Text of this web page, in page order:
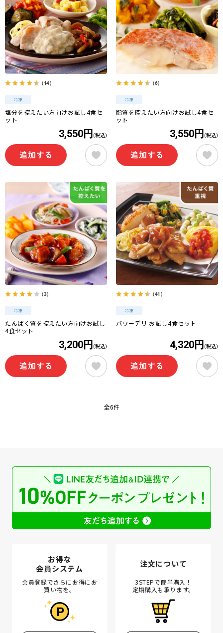
（14）
塩分を控えたい方向けお試し4食セ
ット
3,550円 (税込)
（6）
脂質を控えたい方向けお試し4食セ
ット
3,550円 (税込)
（3）
たんぱく質を控えたい方向けお試し
4食セット
3,200円 (税込)
（41）
パワーデリ お試し4食セット
4,320円 (税込)
全6件
お得な
会員システム
会員登録でさらにお得にお
買い物を。
注文について
3STEPで簡単購入！
定期購入も承ります。